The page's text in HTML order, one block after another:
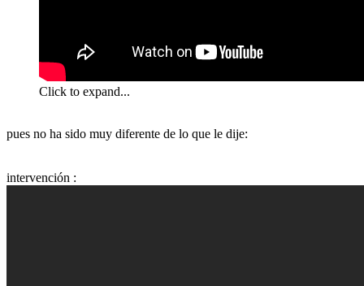
Click to expand...
pues no ha sido muy diferente de lo que le dije:
intervención :